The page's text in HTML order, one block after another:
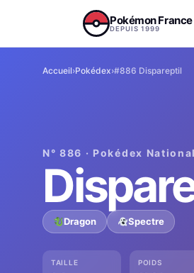
Pokémon France
DEPUIS 1999
Accueil›Pokédex›#886 Dispareptil
N° 886 · Pokédex National
Dragon Spectre
TAILLE POIDS